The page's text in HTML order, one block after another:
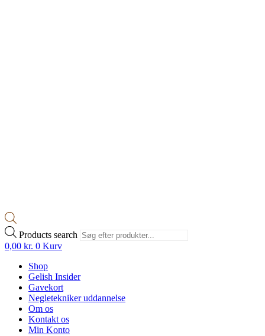
Products search
0,00 kr. 0 Kurv
Shop
Gelish Insider
Gavekort
Negletekniker uddannelse
Om os
Kontakt os
Min Konto